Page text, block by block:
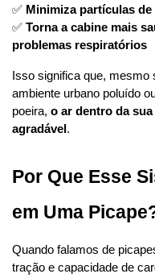
✅ Minimiza partículas
✅ Torna a cabine mais
problemas respiratórios
Isso significa que,
ambiente urbano poluído
poeira, o ar dentro da
agradável .
Por Que Esse
em Uma
Quando falamos de
tração e capacidade de